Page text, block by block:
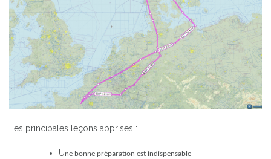
Les principales leçons apprises :
Une bonne préparation est indispensable